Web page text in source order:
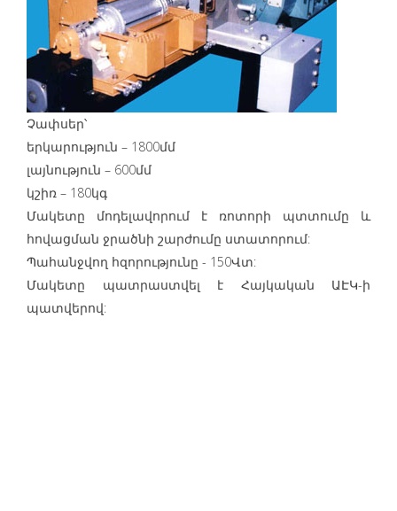
Չափսեր՝
երկարություն – 1800մմ
լայնություն – 600մմ
կշիռ – 180կգ
Մակետը մոդելավորում է ռոտորի պտտումը և
հովացման ջրածնի շարժումը ստատորում:
Պահանջվող հզորությունը - 150Վտ:
Մակետը պատրաստվել է Հայկական ԱԷԿ-ի
պատվերով: